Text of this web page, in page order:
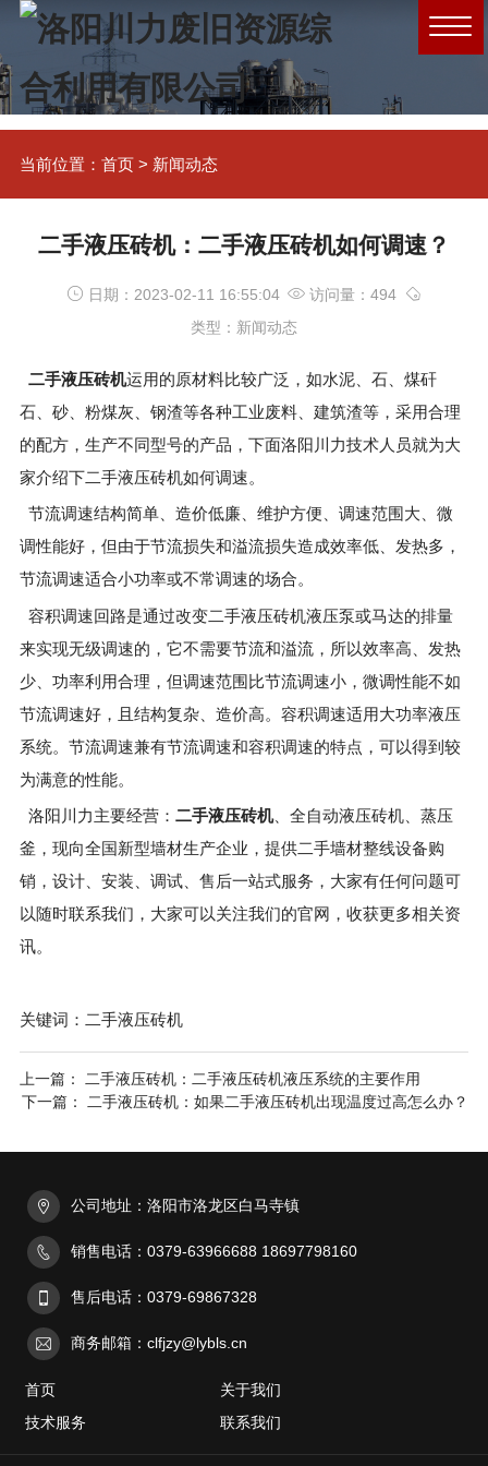
当前位置： 首页> 新闻动态
二手液压砖机：二手液压砖机如何调速？
日期：2023-02-11 16:55:04
访问量：494
类型：新闻动态
二手液压砖机运用的原材料比较广泛，如水泥、石、煤矸
石、砂、粉煤灰、钢渣等各种工业废料、建筑渣等，采用合理
的配方，生产不同型号的产品，下面洛阳川力技术人员就为大
家介绍下二手液压砖机如何调速。
节流调速结构简单、造价低廉、维护方便、调速范围大、微
调性能好，但由于节流损失和溢流损失造成效率低、发热多，
节流调速适合小功率或不常调速的场合。
容积调速回路是通过改变二手液压砖机液压泵或马达的排量
来实现无级调速的，它不需要节流和溢流，所以效率高、发热
少、功率利用合理，但调速范围比节流调速小，微调性能不如
节流调速好，且结构复杂、造价高。容积调速适用大功率液压
系统。节流调速兼有节流调速和容积调速的特点，可以得到较
为满意的性能。
洛阳川力主要经营： 二手液压砖机、全自动液压砖机、蒸压
釜，现向全国新型墙材生产企业，提供二手墙材整线设备购
销，设计、安装、调试、售后一站式服务，大家有任何问题可
以随时联系我们，大家可以关注我们的官网，收获更多相关资
讯。
关键词：二手液压砖机
上一篇： 二手液压砖机：二手液压砖机液压系统的主要作用
下一篇： 二手液压砖机：如果二手液压砖机出现温度过高怎么办？
公司地址：洛阳市洛龙区白马寺镇
销售电话：0379-63966688 18697798160
售后电话：0379-69867328
商务邮箱：clfjzy@lybls.cn
首页
关于我们
技术服务
联系我们